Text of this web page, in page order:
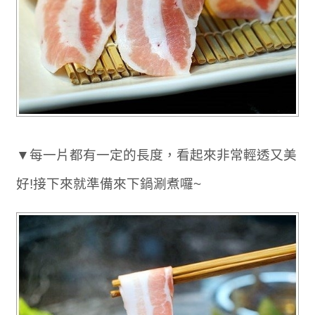
▼每一片都有一定的長度，看起來非常輕透又美
好!接下來就準備來下鍋涮煮囉~